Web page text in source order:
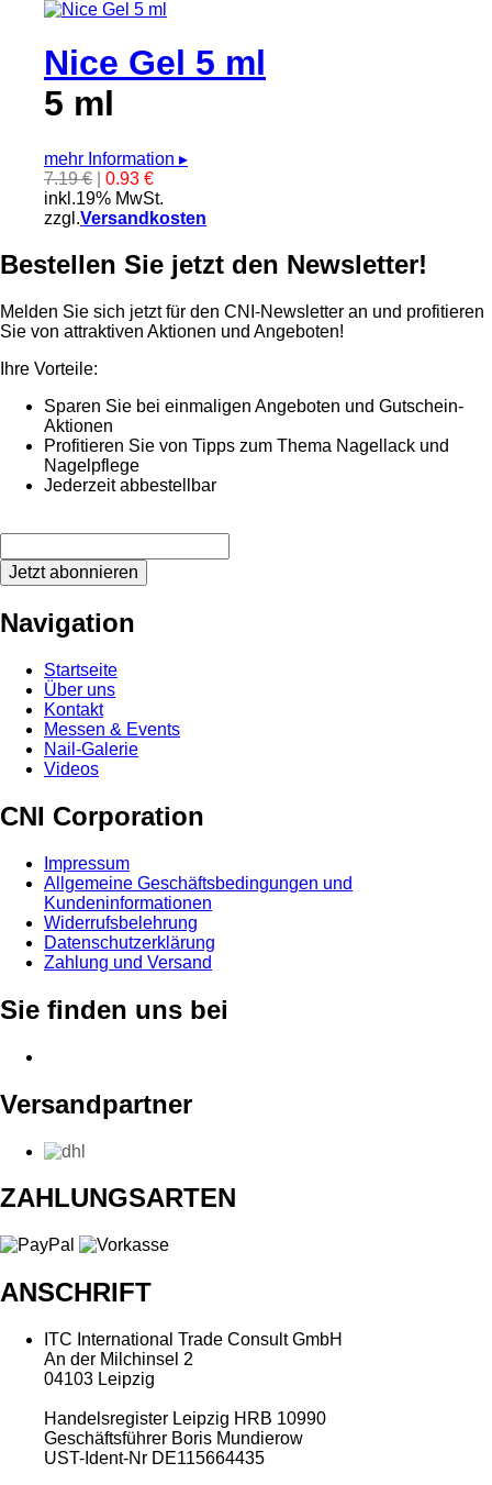
Nice Gel 5 ml
5 ml
mehr Information ▸
7.19 €
0.93 €
inkl.19% MwSt.
zzgl.Versandkosten
Bestellen Sie jetzt den Newsletter!
Melden Sie sich jetzt für den CNI-Newsletter an und profitieren
Sie von attraktiven Aktionen und Angeboten!
Ihre Vorteile:
Sparen Sie bei einmaligen Angeboten und Gutschein-
Aktionen
Profitieren Sie von Tipps zum Thema Nagellack und
Nagelpflege
Jederzeit abbestellbar
Jetzt abonnieren
Navigation
Startseite
Über uns
Kontakt
Messen & Events
Nail-Galerie
Videos
CNI Corporation
Impressum
Allgemeine Geschäftsbedingungen und
Kundeninformationen
Widerrufsbelehrung
Datenschutzerklärung
Zahlung und Versand
Sie finden uns bei
Versandpartner
ZAHLUNGSARTEN
ANSCHRIFT
ITC International Trade Consult GmbH
An der Milchinsel 2
04103 Leipzig
Handelsregister Leipzig HRB 10990
Geschäftsführer Boris Mundierow
UST-Ident-Nr DE115664435